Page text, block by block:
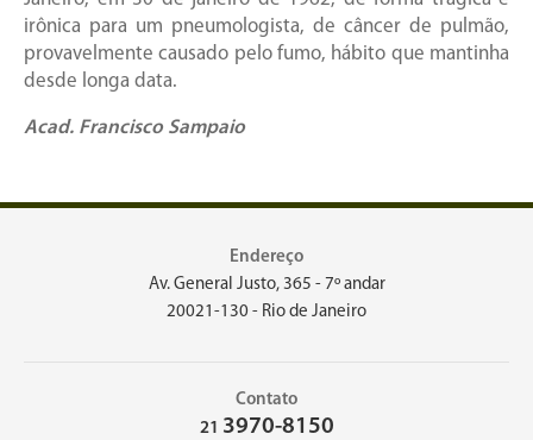
irônica para um pneumologista, de câncer de pulmão,
provavelmente causado pelo fumo, hábito que mantinha
desde longa data.
Acad. Francisco Sampaio
Endereço
Av. General Justo, 365 - 7º andar
20021-130 - Rio de Janeiro
Contato
21 3970-8150